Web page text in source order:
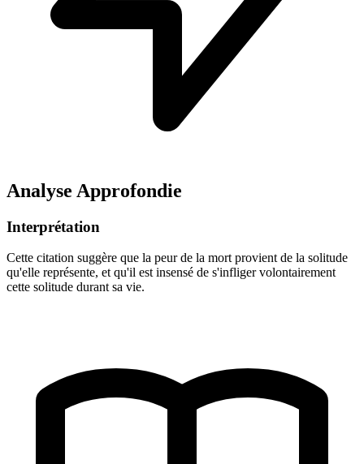
Analyse Approfondie
Interprétation
Cette citation suggère que la peur de la mort provient de la solitude
qu'elle représente, et qu'il est insensé de s'infliger volontairement
cette solitude durant sa vie.